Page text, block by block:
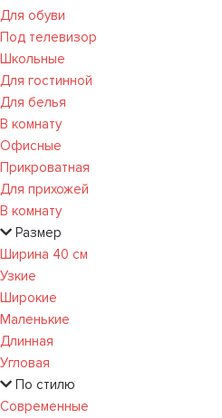
Для обуви
Под телевизор
Школьные
Для гостинной
Для белья
В комнату
Офисные
Прикроватная
Для прихожей
В комнату
Размер
Ширина 40 см
Узкие
Широкие
Маленькие
Длинная
Угловая
По стилю
Современные